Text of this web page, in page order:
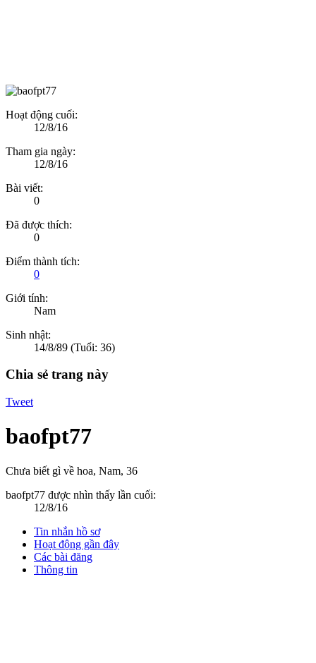
Hoạt động cuối:
12/8/16
Tham gia ngày:
12/8/16
Bài viết:
0
Đã được thích:
0
Điểm thành tích:
0
Giới tính:
Nam
Sinh nhật:
14/8/89 (Tuổi: 36)
Chia sẻ trang này
Tweet
baofpt77
Chưa biết gì về hoa, Nam, 36
baofpt77 được nhìn thấy lần cuối:
12/8/16
Tin nhắn hồ sơ
Hoạt động gần đây
Các bài đăng
Thông tin